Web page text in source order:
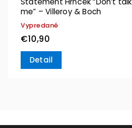
me” – Villeroy & Boch
Vypredané
€10,90
Detail